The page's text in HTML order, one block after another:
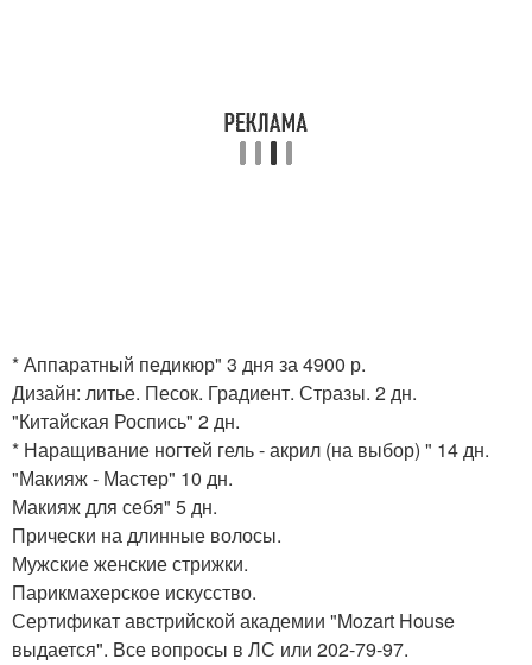
* Аппаратный педикюр" 3 дня за 4900 р.
Дизайн: литье. Песок. Градиент. Стразы. 2 дн.
"Китайская Роспись" 2 дн.
* Наращивание ногтей гель - акрил (на выбор) " 14 дн.
"Макияж - Мастер" 10 дн.
Макияж для себя" 5 дн.
Прически на длинные волосы.
Мужские женские стрижки.
Парикмахерское искусство.
Сертификат австрийской академии "Mozart House
выдается". Все вопросы в ЛС или 202-79-97.